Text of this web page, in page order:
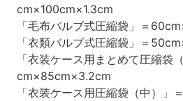
cm×100cm×1.3cm
「毛布バルブ式圧縮袋」＝
「衣類バルブ式圧縮袋」＝
「衣装ケース用まとめて圧縮袋
cm×85cm×3.2cm
「衣装ケース用圧縮袋（中）